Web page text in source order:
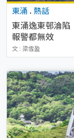
東涌 . 熱話
東涌逸東邨淪陷
報警都無效
文 : 梁雪盈